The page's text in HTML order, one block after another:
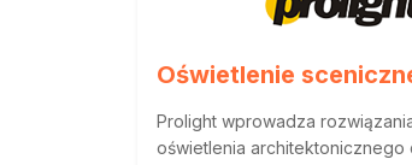
Oświetlenie
Prolight wprowadza
oświetlenia architektonicznego